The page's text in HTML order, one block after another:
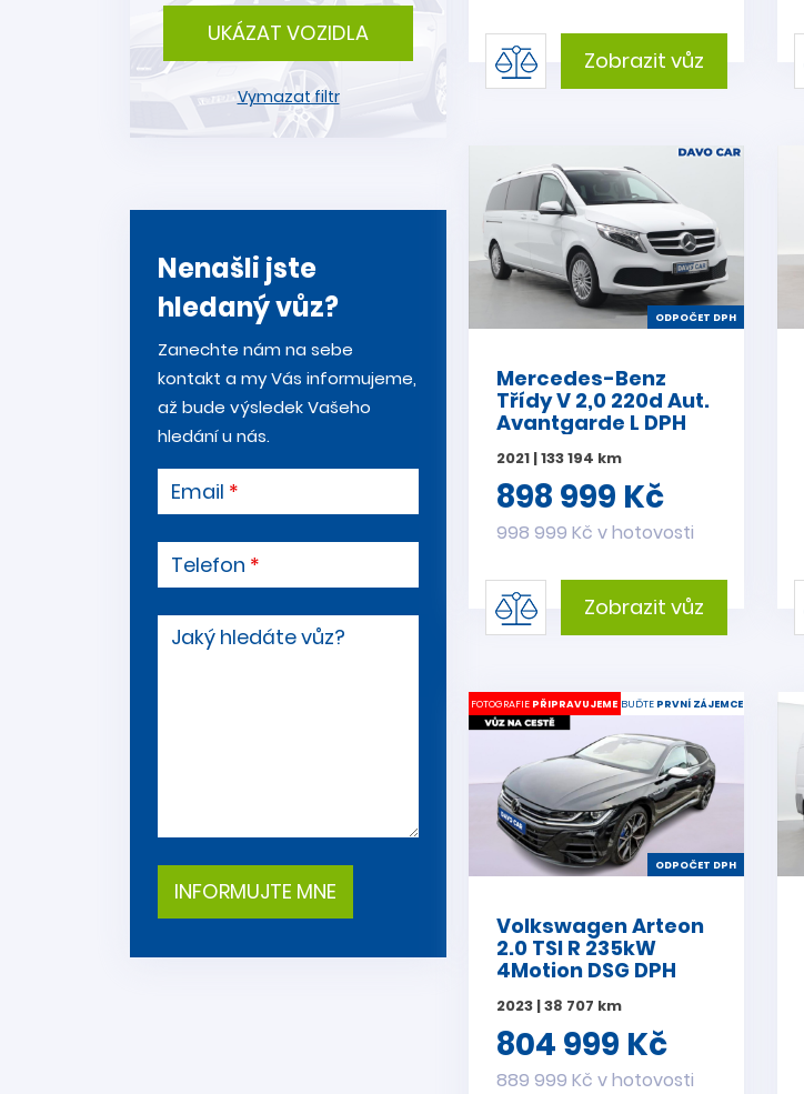
UKÁZAT VOZIDLA
Vymazat filtr
Nenašli jste
hledaný vůz?
Zanechte nám na sebe
kontakt a my Vás informujeme,
až bude výsledek Vašeho
hledání u nás.
Email
Telefon
Jaký hledáte vůz?
Zobrazit vůz
ODPOČET DPH
Mercedes-Benz
Třídy V 2,0 220d Aut.
Avantgarde L DPH
2021 | 133 194 km
898 999 Kč
998 999 Kč v hotovosti
Zobrazit vůz
FOTOGRAFIE PŘIPRAVUJEME BUĎTE PRVNÍ ZÁJEMCE
ODPOČET DPH
Volkswagen Arteon
2.0 TSI R 235kW
4Motion DSG DPH
2023 | 38 707 km
804 999 Kč
889 999 Kč v hotovosti